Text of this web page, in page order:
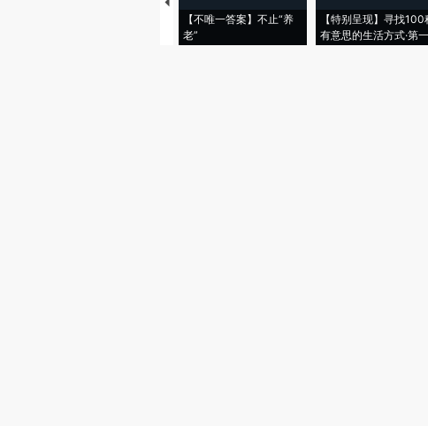
【不唯一答案】不止“养
老”
【特别呈现】寻找100
有意思的生活方式·第